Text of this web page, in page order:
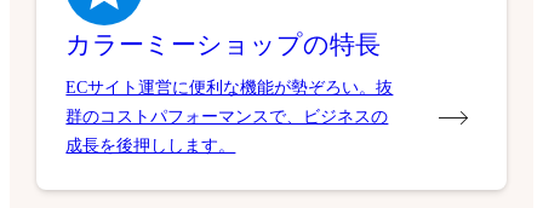
カラーミーショップの特長
ECサイト運営に便利な機能が勢ぞろい。抜
群のコストパフォーマンスで、ビジネスの
成長を後押しします。